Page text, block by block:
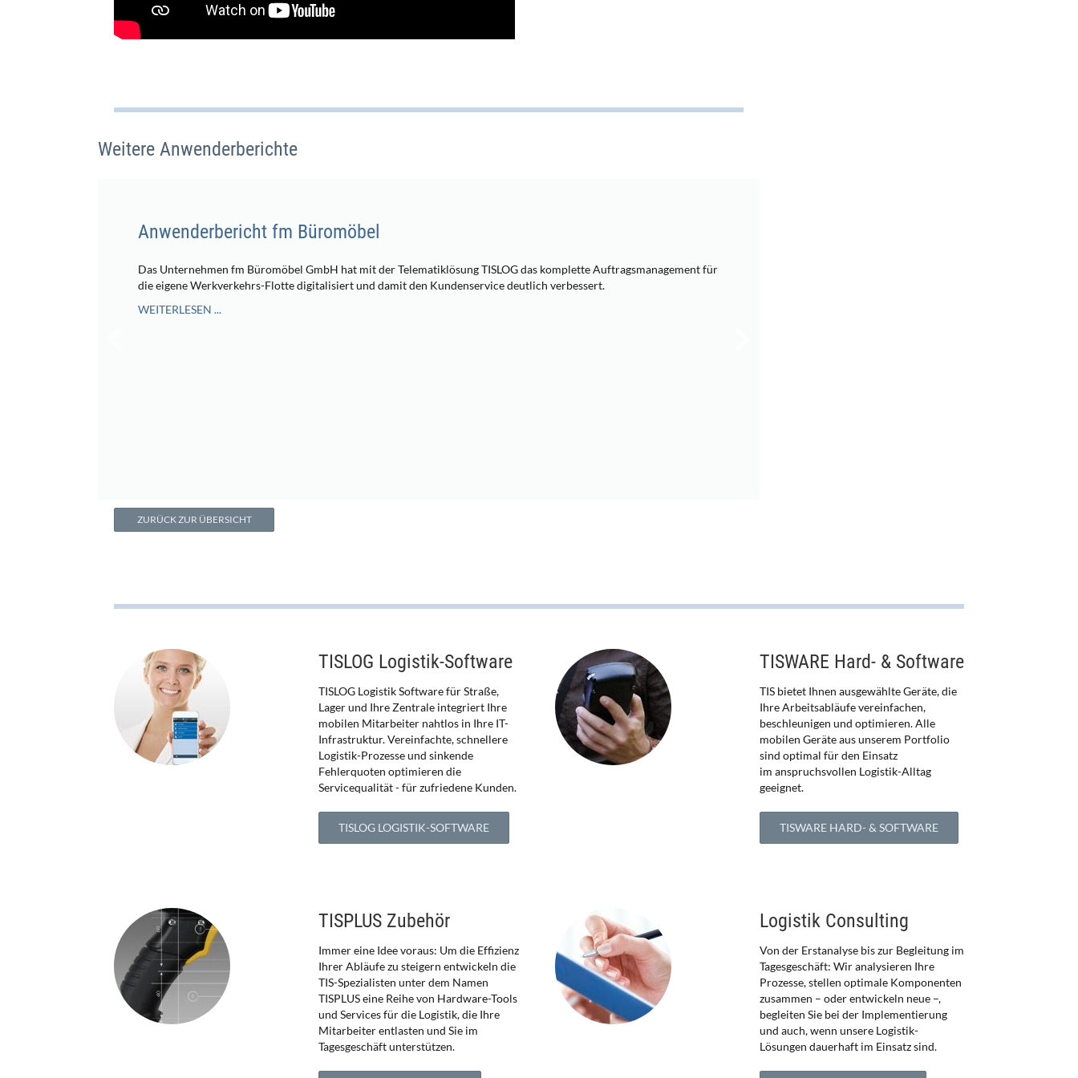
Weitere Anwenderberichte
Anwenderbericht fm Büromöbel
Das Unternehmen fm Büromöbel GmbH hat mit der Telematiklösung TISLOG das komplette Auftragsmanagement für
die eigene Werkverkehrs-Flotte digitalisiert und damit den Kundenservice deutlich verbessert.
WEITERLESEN ...
ZURÜCK ZUR ÜBERSICHT
TISLOG Logistik-Software
TISLOG Logistik Software für Straße,
Lager und Ihre Zentrale integriert Ihre
mobilen Mitarbeiter nahtlos in Ihre IT-
Infrastruktur. Vereinfachte, schnellere
Logistik-Prozesse und sinkende
Fehlerquoten optimieren die
Servicequalität - für zufriedene Kunden.
TISLOG LOGISTIK-SOFTWARE
TISWARE Hard- & Software
TIS bietet Ihnen ausgewählte Geräte, die
Ihre Arbeitsabläufe vereinfachen,
beschleunigen und optimieren. Alle
mobilen Geräte aus unserem Portfolio
sind optimal für den Einsatz
im anspruchsvollen Logistik-Alltag
geeignet.
TISWARE HARD- & SOFTWARE
TISPLUS Zubehör
Immer eine Idee voraus: Um die Effizienz
Ihrer Abläufe zu steigern entwickeln die
TIS-Spezialisten unter dem Namen
TISPLUS eine Reihe von Hardware-Tools
und Services für die Logistik, die Ihre
Mitarbeiter entlasten und Sie im
Tagesgeschäft unterstützen.
Logistik Consulting
Von der Erstanalyse bis zur Begleitung im
Tagesgeschäft: Wir analysieren Ihre
Prozesse, stellen optimale Komponenten
zusammen – oder entwickeln neue –,
begleiten Sie bei der Implementierung
und auch, wenn unsere Logistik-
Lösungen dauerhaft im Einsatz sind.